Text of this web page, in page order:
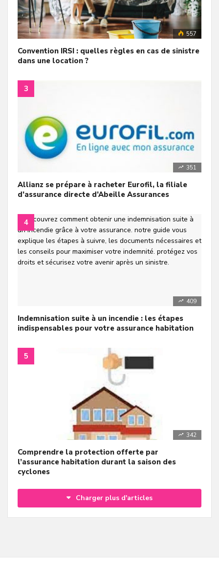
557
Convention IRSI : quelles règles en cas de sinistre
dans une location ?
351
Allianz se prépare à racheter Eurofil, la filiale
d’assurance directe d’Abeille Assurances
409
Indemnisation suite à un incendie : les étapes
indispensables pour votre assurance habitation
342
Comprendre la protection offerte par
l’assurance habitation durant la saison des
cyclones
Charger plus d'articles